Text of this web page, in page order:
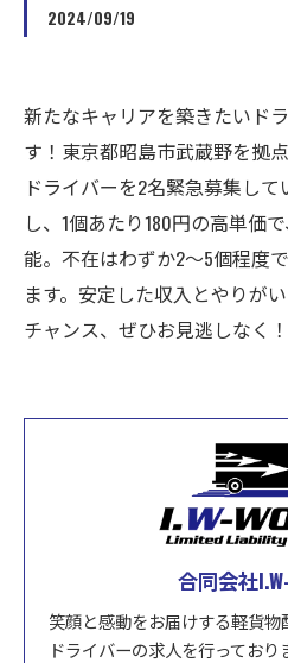
2024/09/19
新たなキャリアを築きたいド
す！東京都昭島市武蔵野を拠
ドライバーを2名緊急募集し
し、1個あたり180円の高単価
能。不在はわずか2～5個程度
ます。安定した収入とやりが
チャンス、ぜひお見逃しなく！
合同会社
笑顔と感動をお届けする軽貨
ドライバーの求人を行ってお